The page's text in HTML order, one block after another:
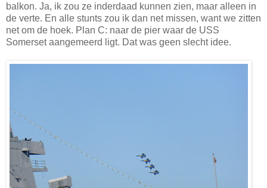
balkon. Ja, ik zou ze inderdaad kunnen zien, maar alleen in
de verte. En alle stunts zou ik dan net missen, want we zitten
net om de hoek. Plan C: naar de pier waar de USS
Somerset aangemeerd ligt. Dat was geen slecht idee.